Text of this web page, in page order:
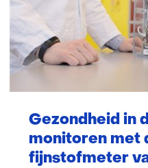
Gezondheid in
monitoren met
fijnstofmeter